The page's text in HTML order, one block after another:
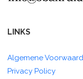
LINKS
Algemene
Privacy Policy